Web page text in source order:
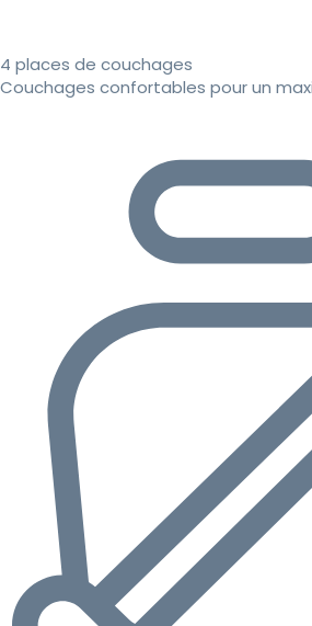
4 places de couchages
Couchages confortables pour un